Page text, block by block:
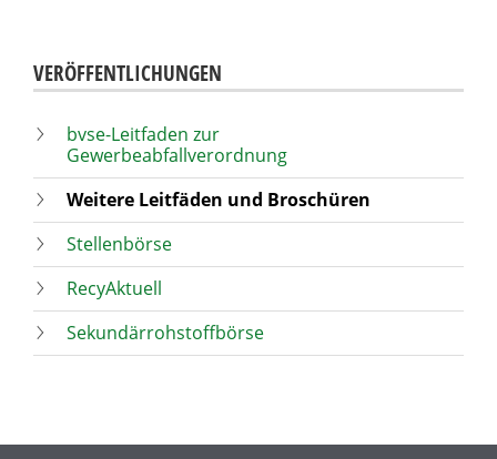
VERÖFFENTLICHUNGEN
bvse-Leitfaden zur
Gewerbeabfallverordnung
Weitere Leitfäden und Broschüren
Stellenbörse
RecyAktuell
Sekundärrohstoffbörse